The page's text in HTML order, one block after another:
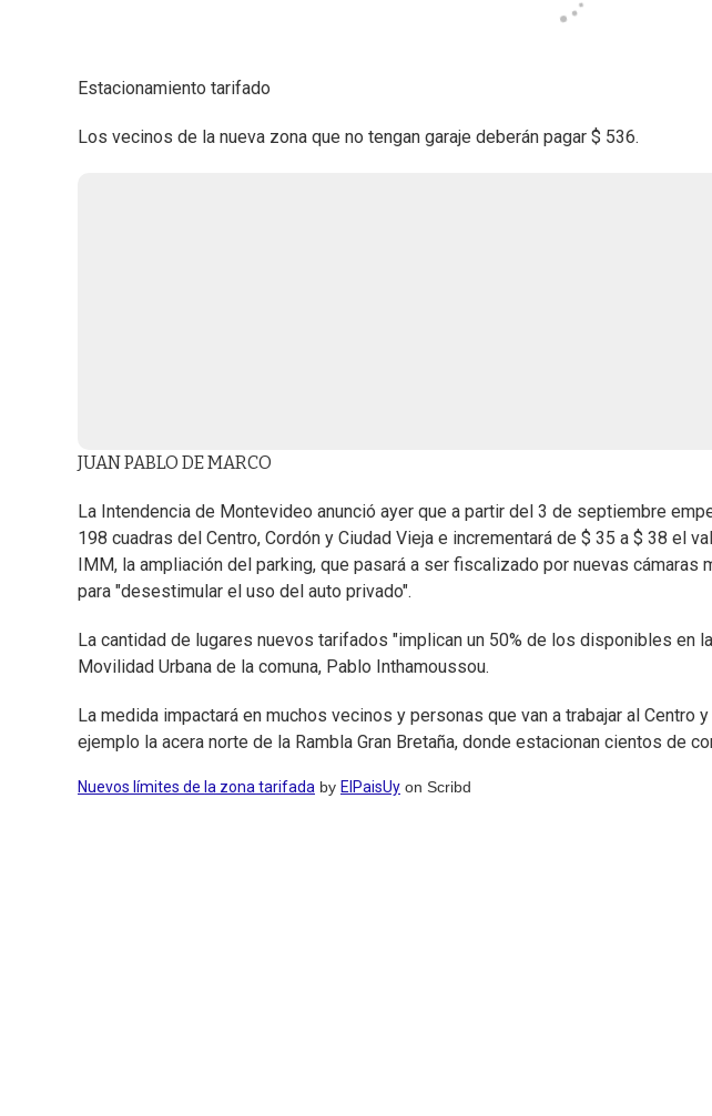
Estacionamiento tarifado
Los vecinos de la nueva zona que no tengan garaje deberán pagar $ 536.
JUAN PABLO DE MARCO
La Intendencia de Montevideo anunció ayer que a partir del 3 de septiembre
198 cuadras del Centro, Cordón y Ciudad Vieja e incrementará de $ 35 a $ 38 el
IMM, la ampliación del parking, que pasará a ser fiscalizado por nuevas
para "desestimular el uso del auto privado".
La cantidad de lugares nuevos tarifados "implican un 50% de los disponibles en
Movilidad Urbana de la comuna, Pablo Inthamoussou.
La medida impactará en muchos vecinos y personas que van a trabajar al Centro
ejemplo la acera norte de la Rambla Gran Bretaña, donde estacionan cientos de
Nuevos límites de la zona tarifada by ElPaisUy on Scribd